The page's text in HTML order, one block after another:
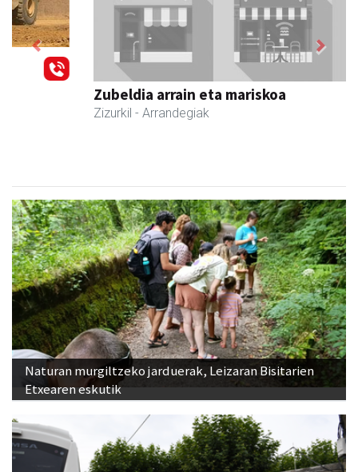
Zubeldia arrain eta mariskoa
- Arrandegiak
Previous Next
Naturan murgiltzeko jarduerak, Leizaran Bisitarien
Etxearen eskutik